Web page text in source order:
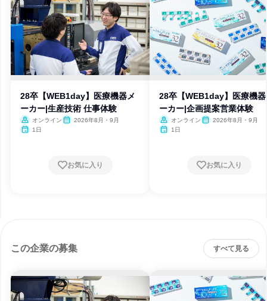
28卒【WEB1day】医療機器メ
ーカー|生産技術 仕事体験
オンライン
2026年8月・9月
1日
お気に入り
28卒【WEB1day】医療機
ーカー|企画提案営業体験
オンライン
2026年8月・9月
1日
お気に入り
この企業の募集 すべて見る